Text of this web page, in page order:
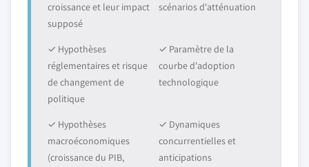
croissance et leur impact
supposé
scénarios d'atténuation
✓ Hypothèses
réglementaires et risque
de changement de
politique
✓ Paramètre de la
courbe d'adoption
technologique
✓ Hypothèses
macroéconomiques
(croissance du PIB,
✓ Dynamiques
concurrentielles et
anticipations